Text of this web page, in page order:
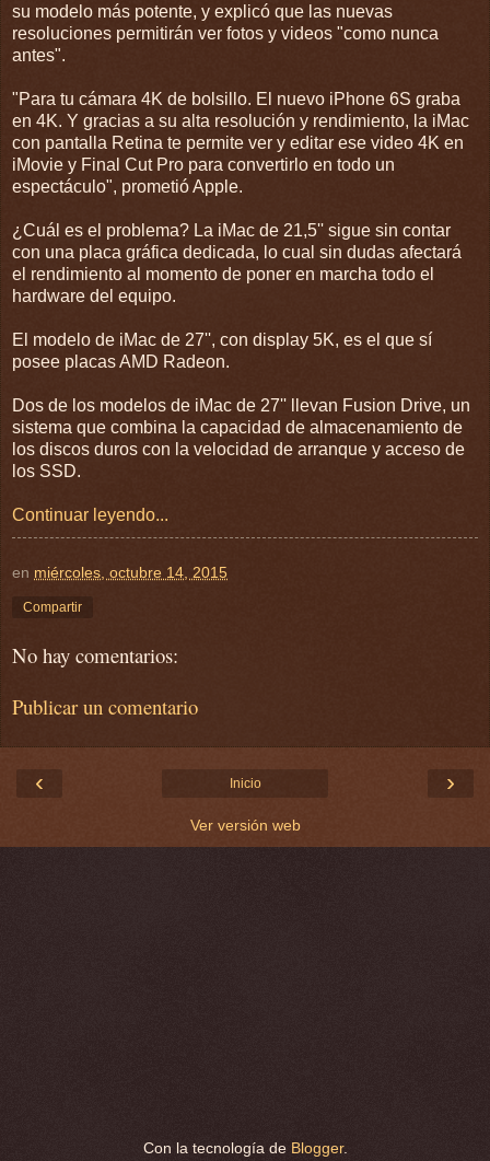
su modelo más potente, y explicó que las nuevas
resoluciones permitirán ver fotos y videos "como nunca
antes".
"Para tu cámara 4K de bolsillo. El nuevo iPhone 6S graba
en 4K. Y gracias a su alta resolución y rendimiento, la iMac
con pantalla Retina te permite ver y editar ese video 4K en
iMovie y Final Cut Pro para convertirlo en todo un
espectáculo", prometió Apple.
¿Cuál es el problema? La iMac de 21,5'' sigue sin contar
con una placa gráfica dedicada, lo cual sin dudas afectará
el rendimiento al momento de poner en marcha todo el
hardware del equipo.
El modelo de iMac de 27'', con display 5K, es el que sí
posee placas AMD Radeon.
Dos de los modelos de iMac de 27'' llevan Fusion Drive, un
sistema que combina la capacidad de almacenamiento de
los discos duros con la velocidad de arranque y acceso de
los SSD.
Continuar leyendo...
en miércoles, octubre 14, 2015
Compartir
No hay comentarios:
Publicar un comentario
‹ ›
Inicio
Ver versión web
Con la tecnología de Blogger.